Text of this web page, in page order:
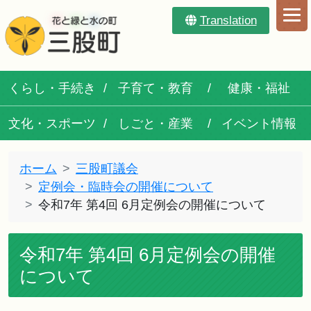
Translation
くらし・手続き 子育て・教育 健康・福祉
文化・スポーツ しごと・産業 イベント情報
ホーム
三股町議会
定例会・臨時会の開催について
令和7年 第4回 6月定例会の開催について
令和7年 第4回 6月定例会の開催
について